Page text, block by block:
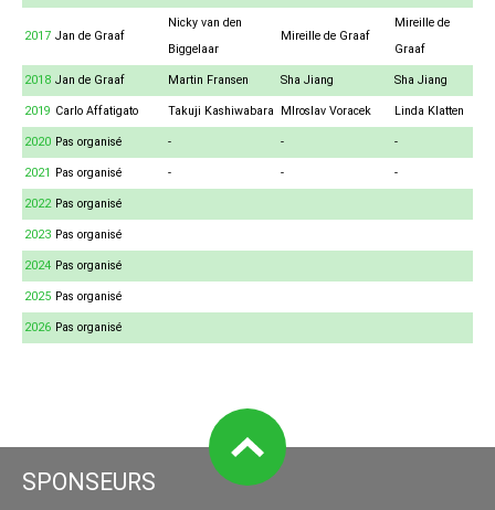
2017 Jan de Graaf
Nicky van den
Biggelaar
Mireille de Graaf
Mireille de
Graaf
2018 Jan de Graaf Martin Fransen Sha Jiang Sha Jiang
2019 Carlo Affatigato Takuji Kashiwabara MIroslav Voracek Linda Klatten
2020 Pas organisé - - -
2021 Pas organisé - - -
2022 Pas organisé
2023 Pas organisé
2024 Pas organisé
2025 Pas organisé
2026 Pas organisé
SPONSEURS